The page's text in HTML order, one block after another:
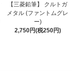
【三菱鉛筆】 クルトガ
メタル (ファントムグレ
ー)
2,750円(税250円)